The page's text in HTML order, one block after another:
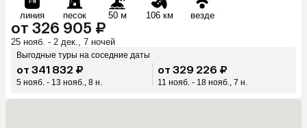
линия песок 50 м 106 км везде
от 326 905 ₽
25 нояб. - 2 дек., 7 ночей
Выгодные туры на соседние даты
от 341 832 ₽
5 нояб. - 13 нояб., 8 н.
от 329 226 ₽
11 нояб. - 18 нояб., 7 н.